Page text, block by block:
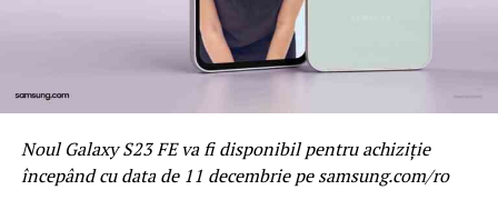
Noul Galaxy S23 FE va fi disponibil pentru achiziție
începând cu data de 11 decembrie pe samsung.com/ro